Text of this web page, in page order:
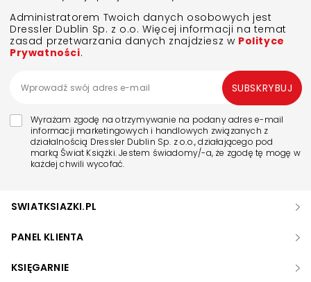
Administratorem Twoich danych osobowych jest
Dressler Dublin Sp. z o.o. Więcej informacji na temat
zasad przetwarzania danych znajdziesz w Polityce
Prywatności.
Wyrażam zgodę na otrzymywanie na podany adres e-mail
informacji marketingowych i handlowych związanych z
działalnością Dressler Dublin Sp. z o.o., działającego pod
marką Świat Książki. Jestem świadomy/-a, że zgodę tę mogę w
każdej chwili wycofać.
SUBSKRYBUJ
SWIATKSIAZKI.PL
PANEL KLIENTA
KSIĘGARNIE